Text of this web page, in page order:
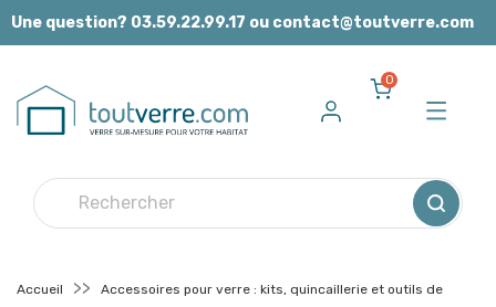
Panneau de gestion des cookies
Une question? 03.59.22.99.17 ou contact@toutverre.com
0
Accueil
Accessoires pour verre : kits, quincaillerie et outils de